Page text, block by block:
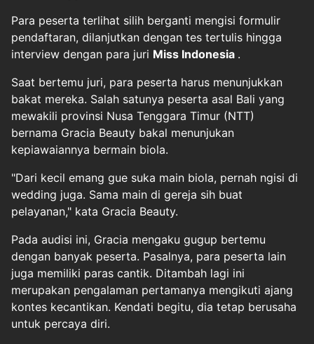
Para peserta terlihat silih berganti mengisi formulir
pendaftaran, dilanjutkan dengan tes tertulis hingga
interview dengan para juri Miss Indonesia .
Saat bertemu juri, para peserta harus menunjukkan
bakat mereka. Salah satunya peserta asal Bali yang
mewakili provinsi Nusa Tenggara Timur (NTT)
bernama Gracia Beauty bakal menunjukan
kepiawaiannya bermain biola.
"Dari kecil emang gue suka main biola, pernah ngisi di
wedding juga. Sama main di gereja sih buat
pelayanan," kata Gracia Beauty.
Pada audisi ini, Gracia mengaku gugup bertemu
dengan banyak peserta. Pasalnya, para peserta lain
juga memiliki paras cantik. Ditambah lagi ini
merupakan pengalaman pertamanya mengikuti ajang
kontes kecantikan. Kendati begitu, dia tetap berusaha
untuk percaya diri.